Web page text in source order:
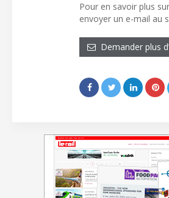
Pour en savoir plus
envoyer un e-mail au
Demander plus